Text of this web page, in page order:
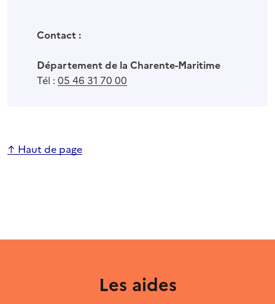
Contact :
Département de la Charente-Maritime
Tél : 05 46 31 70 00
↑ Haut de page
Les aides